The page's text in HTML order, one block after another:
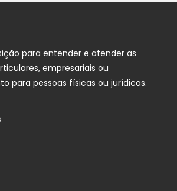
para entender e atender as
empresariais ou
para pessoas físicas ou jurídicas.